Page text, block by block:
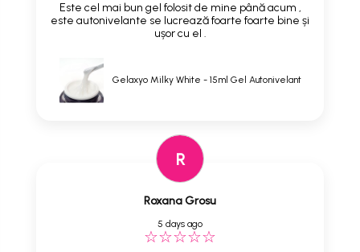
Este cel mai bun gel folosit de mine până acum ,
este autonivelante se lucrează foarte foarte bine și
ușor cu el .
Gelaxyo Milky White - 15ml Gel Autonivelant
R
Roxana Grosu
5 days ago